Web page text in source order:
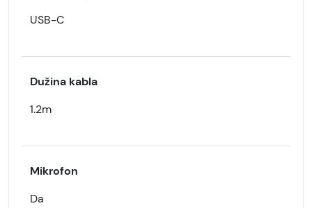
USB-C
Dužina kabla
1.2m
Mikrofon
Da